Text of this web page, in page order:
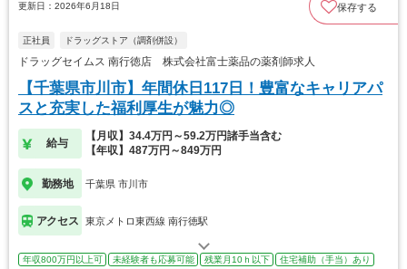
更新日：2026年6月18日 保存する
正社員 ドラッグストア（調剤併設）
ドラッグセイムス 南行徳店 株式会社富士薬品の薬剤師求人
【千葉県市川市】年間休日117日！豊富なキャリアパ
スと充実した福利厚生が魅力◎
給与
【月収】34.4万円～59.2万円諸手当含む
【年収】487万円～849万円
勤務地 千葉県 市川市
アクセス 東京メトロ東西線 南行徳駅
年収800万円以上可 未経験者も応募可能 残業月10ｈ以下
住宅補助（手当）あり